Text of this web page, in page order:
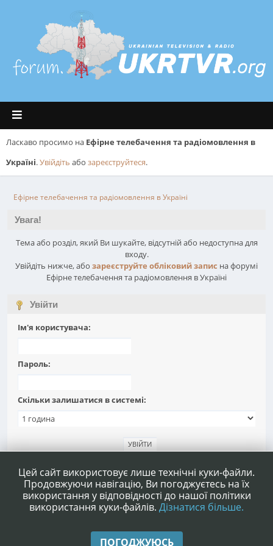
Ласкаво просимо на Ефірне телебачення та радіомовлення в
Україні.Увійдіть або зареєструйтеся.
Ефірне телебачення та радіомовлення в Україні
Увага!
Тема або розділ, який Ви шукайте, відсутній або недоступна для
входу.
Увійдіть нижче, або зареєструйте обліковий запис на форумі
Ефірне телебачення та радіомовлення в Україні
Увійти
Ім'я користувача:
Пароль:
Скільки залишатися в системі:
Допомога|Умови та правила|Нагору ▲
Цей сайт використовує лише технічні куки-файли.
Продовжуючи навігацію, Ви погоджуєтесь на їх
використання у відповідності до нашої політики
використання куки-файлів. Дізнатися більше.
ПОГОДЖУЮСЬ